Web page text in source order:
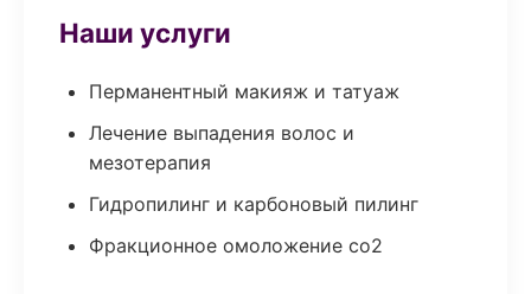
Наши услуги
Перманентный макияж и татуаж
Лечение выпадения волос и
мезотерапия
Гидропилинг и карбоновый пилинг
Фракционное омоложение co2